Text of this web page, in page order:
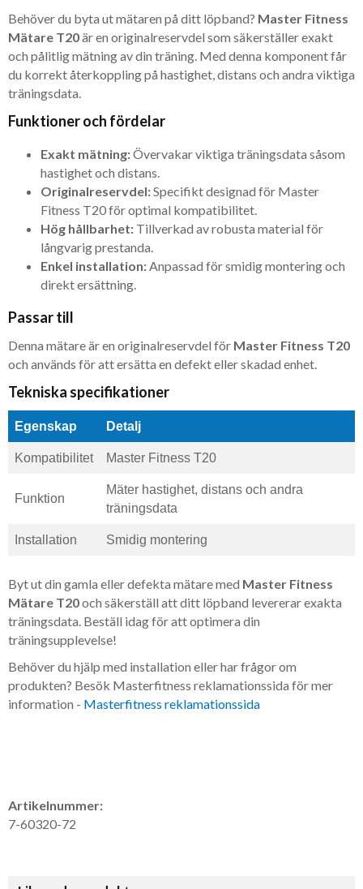
Behöver du byta ut mätaren på ditt löpband? Master Fitness
Mätare T20är en originalreservdel som säkerställer exakt
och pålitlig mätning av din träning. Med denna komponent får
du korrekt återkoppling på hastighet, distans och andra viktiga
träningsdata.
Funktioner och fördelar
Exakt mätning:Övervakar viktiga träningsdata såsom
hastighet och distans.
Originalreservdel:Specifikt designad för Master
Fitness T20 för optimal kompatibilitet.
Hög hållbarhet: Tillverkad av robusta material för
långvarig prestanda.
Enkel installation:Anpassad för smidig montering och
direkt ersättning.
Passar till
Denna mätare är en originalreservdel för Master Fitness T20
och används för att ersätta en defekt eller skadad enhet.
Tekniska specifikationer
Egenskap Detalj
Kompatibilitet Master Fitness T20
Funktion
Mäter hastighet, distans och andra
träningsdata
Installation Smidig montering
Byt ut din gamla eller defekta mätare med Master Fitness
Mätare T20och säkerställ att ditt löpband levererar exakta
träningsdata. Beställ idag för att optimera din
träningsupplevelse!
Behöver du hjälp med installation eller har frågor om
produkten? Besök Masterfitness reklamationssida för mer
information - Masterfitness reklamationssida
Artikelnummer:
7-60320-72